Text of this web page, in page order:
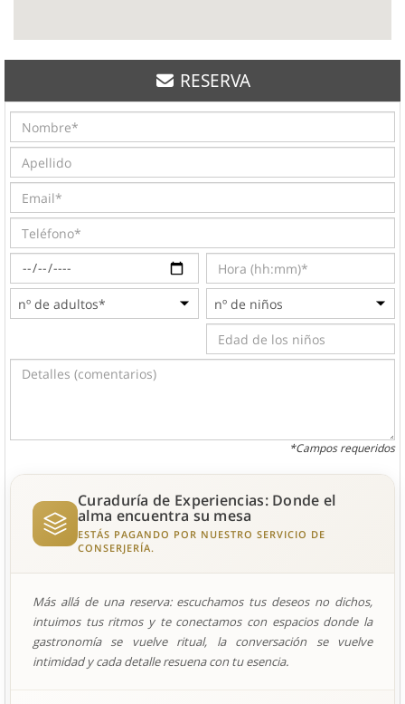
RESERVA
*Campos requeridos
Curaduría de Experiencias: Donde el
alma encuentra su mesa
ESTÁS PAGANDO POR NUESTRO SERVICIO DE
CONSERJERÍA.
Más allá de una reserva: escuchamos tus deseos no dichos,
intuimos tus ritmos y te conectamos con espacios donde la
gastronomía se vuelve ritual, la conversación se vuelve
intimidad y cada detalle resuena con tu esencia.